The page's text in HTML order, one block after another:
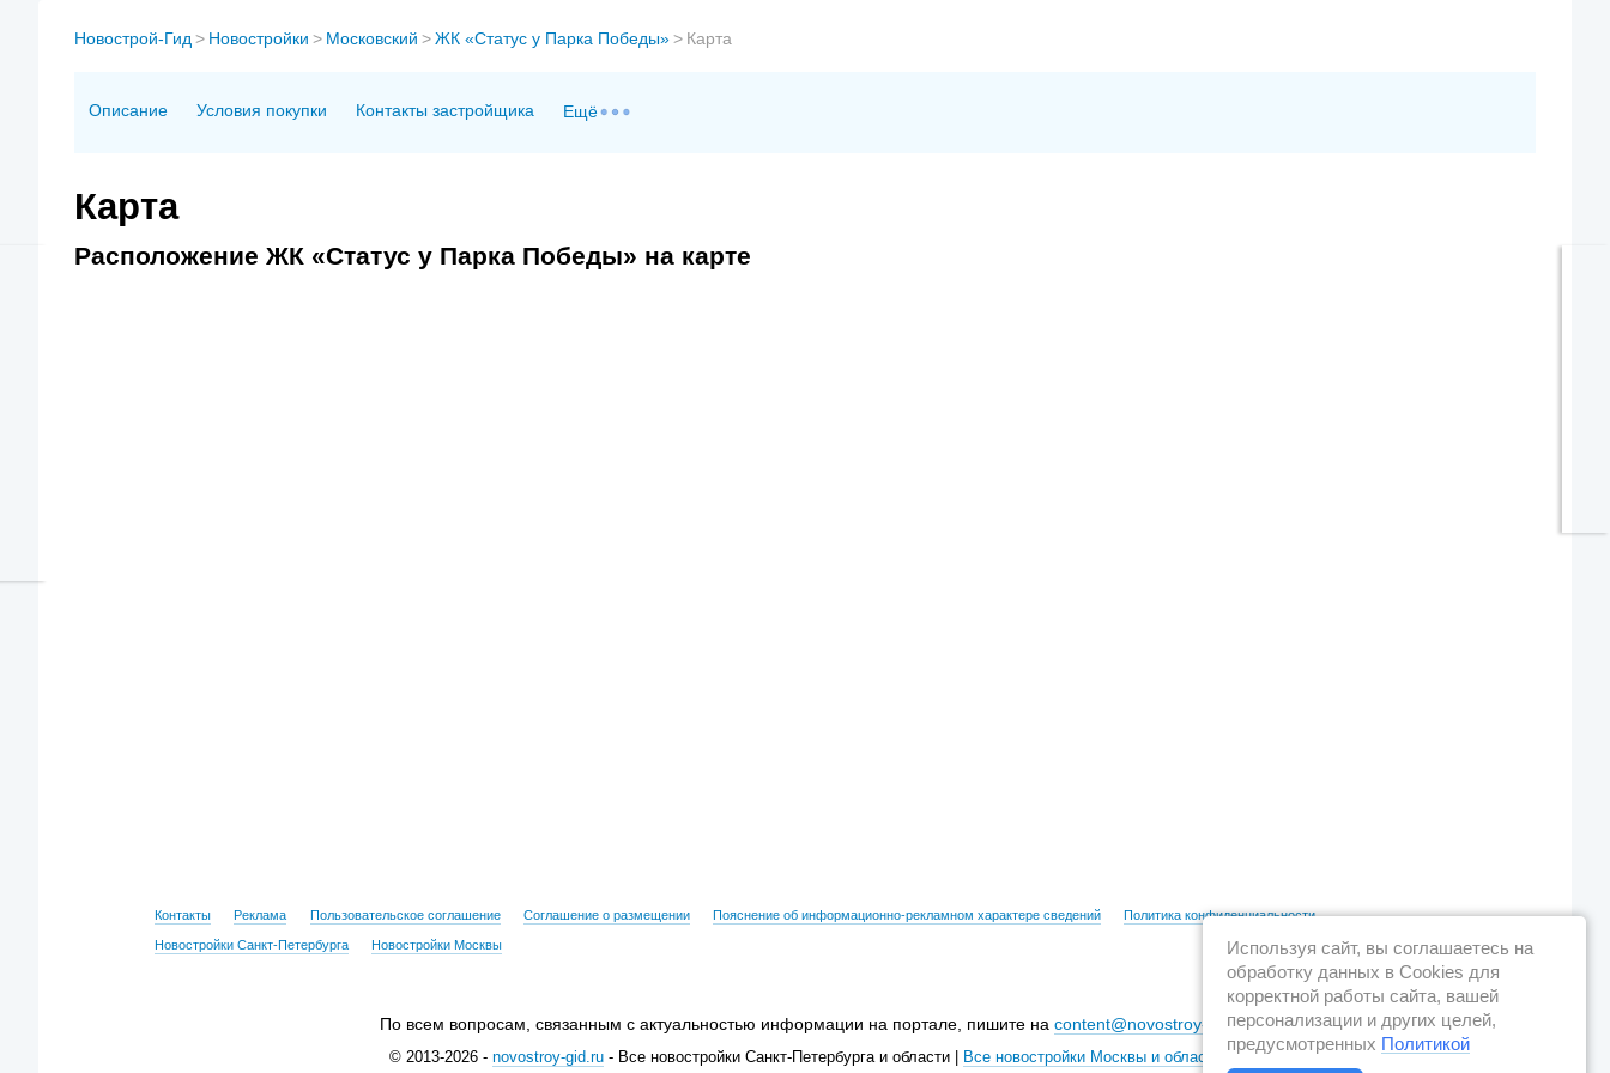
Новострой-Гид > Новостройки > Московский >ЖК «Статус у Парка Победы»> Карта
Описание Условия покупки Контакты застройщика Ещё
Карта
Расположение ЖК «Статус у Парка Победы» на карте
Контакты Реклама Пользовательское соглашение Соглашение о размещении Пояснение об информационно-рекламном характере сведений Политика конфиденциальности
Новостройки Санкт-Петербурга Новостройки Москвы
По всем вопросам, связанным с актуальностью информации на портале, пишите на content@novostroy-gid.ru
© 2013-2026 - novostroy-gid.ru - Все новостройки Санкт-Петербурга и области | Все новостройки Москвы и области
Используя сайт, вы соглашаетесь на
обработку данных в Cookies для
корректной работы сайта, вашей
персонализации и других целей,
предусмотренных Политикой